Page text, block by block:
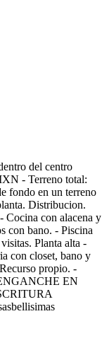
del centro
- Terreno total:
fondo en un terreno
Distribucion.
Cocina con alacena y
con bano. - Piscina
Planta alta -
con closet, bano y
propio. -
EN